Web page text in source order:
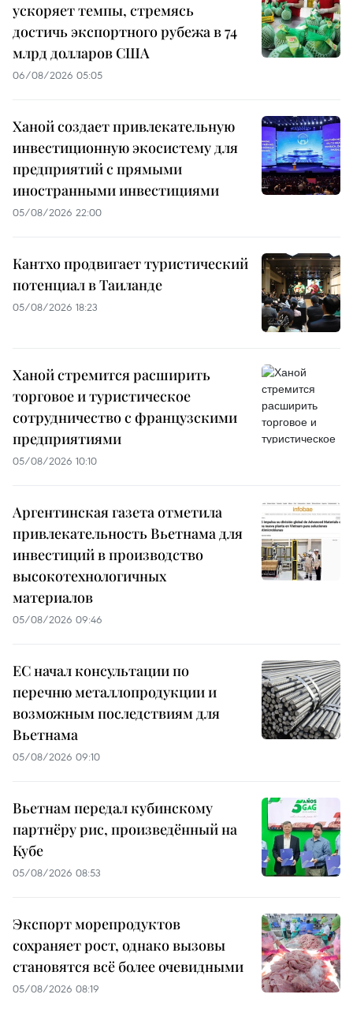
ускоряет темпы, стремясь
достичь экспортного рубежа в 74
млрд долларов США
06/08/2026 05:05
Ханой создает привлекательную
инвестиционную экосистему для
предприятий с прямыми
иностранными инвестициями
05/08/2026 22:00
Кантхо продвигает туристический
потенциал в Таиланде
05/08/2026 18:23
Ханой стремится расширить
торговое и туристическое
сотрудничество с французскими
предприятиями
05/08/2026 10:10
Аргентинская газета отметила
привлекательность Вьетнама для
инвестиций в производство
высокотехнологичных
материалов
05/08/2026 09:46
ЕС начал консультации по
перечню металлопродукции и
возможным последствиям для
Вьетнама
05/08/2026 09:10
Вьетнам передал кубинскому
партнёру рис, произведённый на
Кубе
05/08/2026 08:53
Экспорт морепродуктов
сохраняет рост, однако вызовы
становятся всё более очевидными
05/08/2026 08:19